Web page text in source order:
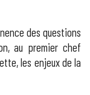
des questions
au premier chef
les enjeux de la